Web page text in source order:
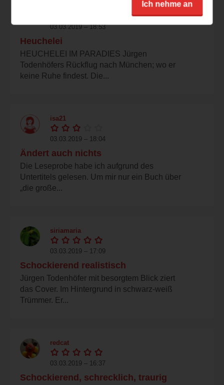
03.03.2019 – 18:53
Heuchelei
HEUCHELEI IM PARADIES Jürgen
Todenhöfers Rückflug nach München; wo er
keine Ruhe findest. Die...
isa21
03.03.2019 – 18:04
Ändert auch nichts
Die Leseprobe habe ich aufgrund des
Untertitels gelesen. Um mir nur ein Buch über
„die große...
siriamaria
03.03.2019 – 17:09
Schockierend realistisch
Jürgen Todenhöfer mit besorgtem Blick ziert
das Cover. Im Hintergrund in schwarz-weiß
Trümmer. Er...
redcat
03.03.2019 – 16:37
Schockierend, schrecklich, traurig
Ich nehme an